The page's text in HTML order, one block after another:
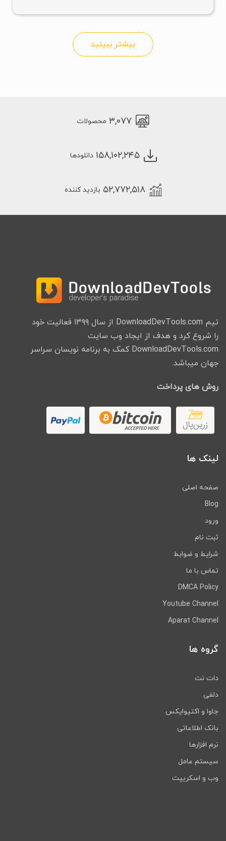
بیشتر ببینید
۳,۰۷۷ محصولات
۱۵۸,۱۰۲,۲۴۵ دانلودها
۵۲,۷۷۲,۵۱۸ بازدید کننده
تیم DownloadDevTools.com از سال ۱۳۹۹ فعالیت خود
را شروع کرد و هدف از ایجاد وب سایت
DownloadDevTools.com کمک به برنامه نویسان سراسر
جهان میباشد.
روش های پرداخت
لینک ها
صفحه اصلی
Blog
ورود
ثبت نام
شرایط و ضوابط
تماس با ما
DMCA Policy
Youtube Channel
Aparat Channel
گروه ها
دات نت
دلفی
جاوا و اکتیوایکس
بانک اطلاعاتی
نرم افزارها
سیستم عامل
وب و اسکریپت